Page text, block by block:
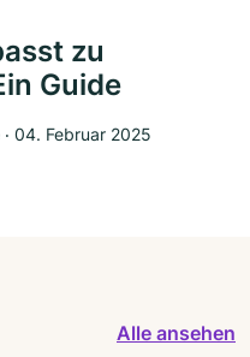
zu
Guide
‧ 04. Februar 2025
Alle ansehen